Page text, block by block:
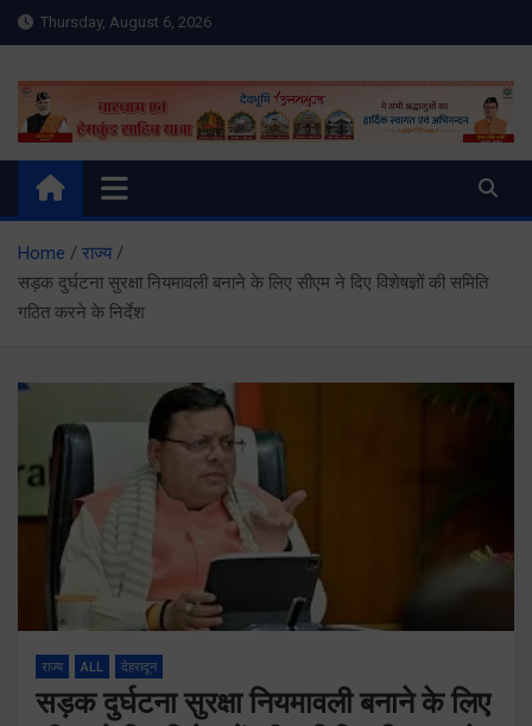
Skip
to
Thursday, August 6, 2026
Meru Raibar | Uttarakhand
News | Uttarkashi News
meruraibar.com
Home
राज्य
सड़क दुर्घटना सुरक्षा नियमावली बनाने के लिए सीएम ने दिए विशेषज्ञों की समिति
गठित करने के निर्देश
राज्य ALL देहरादून
सड़क दुर्घटना सुरक्षा नियमावली बनाने के लिए